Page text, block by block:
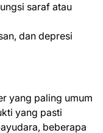
saraf atau
dan depresi
yang paling umum
yang pasti
beberapa